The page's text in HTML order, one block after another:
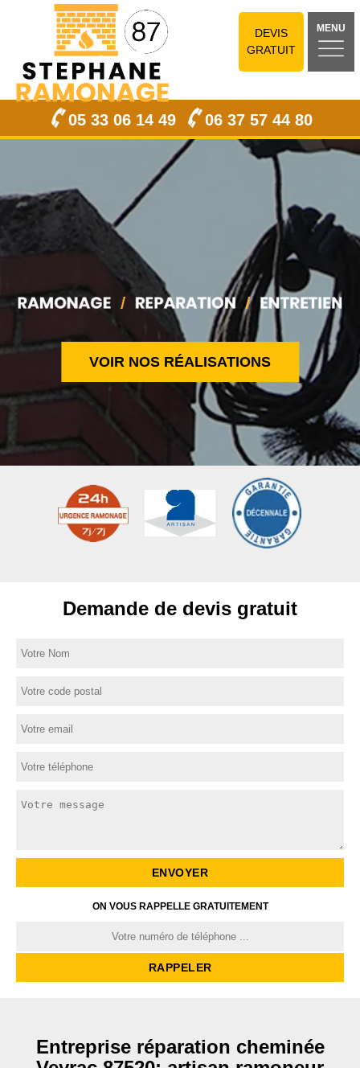
DEVIS
GRATUIT
MENU
05 33 06 14 49 06 37 57 44 80
VOIR NOS RÉALISATIONS
Demande de devis gratuit
ON VOUS RAPPELLE GRATUITEMENT
Entreprise réparation cheminée